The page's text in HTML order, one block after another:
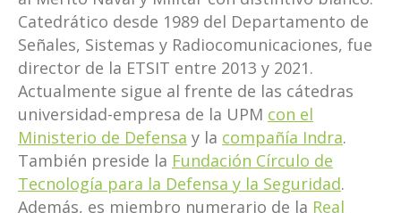
Catedrático desde 1989 del Departamento de
Señales, Sistemas y Radiocomunicaciones, fue
director de la ETSIT entre 2013 y 2021.
Actualmente sigue al frente de las cátedras
universidad-empresa de la UPM con el
Ministerio de Defensa y la compañía Indra.
También preside la Fundación Círculo de
Tecnología para la Defensa y la Seguridad.
Además, es miembro numerario de la Real